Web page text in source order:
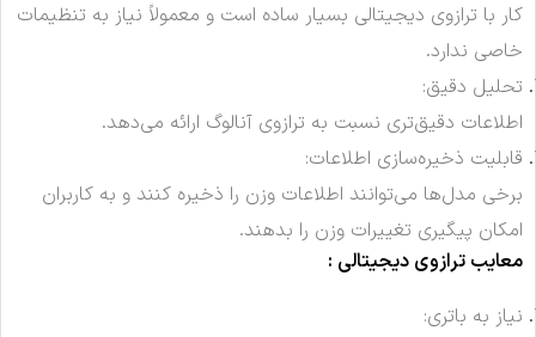
کار با ترازوی دیجیتالی بسیار ساده است و معمولاً نیاز به تنظیمات
خاصی ندارد.
تحلیل دقیق:
اطلاعات دقیق‌تری نسبت به ترازوی آنالوگ ارائه می‌دهد.
قابلیت ذخیره‌سازی اطلاعات:
برخی مدل‌ها می‌توانند اطلاعات وزن را ذخیره کنند و به کاربران
امکان پیگیری تغییرات وزن را بدهند.
معایب ترازوی دیجیتالی :
نیاز به باتری: